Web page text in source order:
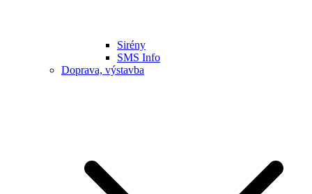
Sirény
SMS Info
Doprava, výstavba